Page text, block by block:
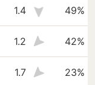
1.4 49%
1.2 42%
1.7 23%